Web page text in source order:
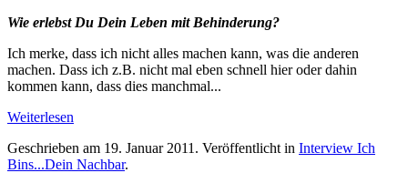
Wie erlebst Du Dein Leben mit Behinderung?
Ich merke, dass ich nicht alles machen kann, was die anderen
machen. Dass ich z.B. nicht mal eben schnell hier oder dahin
kommen kann, dass dies manchmal...
Weiterlesen
Geschrieben am 19. Januar 2011 . Veröffentlicht in Interview Ich
Bins...Dein Nachbar.